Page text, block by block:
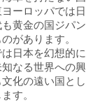
ーロッパでは日
黄金の国ジパン
があります。
日本を幻想的に
なる世界への興
化の遠い国とし
す。